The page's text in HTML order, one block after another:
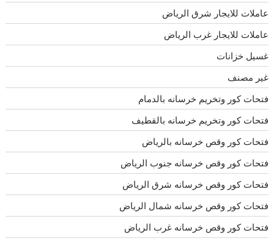
عاملات للايجار شرق الرياض
عاملات للايجار غرب الرياض
غسيل خزانات
غير مصنف
فتحات كور وتخريم خرسانه بالدمام
فتحات كور وتخريم خرسانه بالقطيف
فتحات كور وقص خرسانه بالرياض
فتحات كور وقص خرسانه جنوب الرياض
فتحات كور وقص خرسانه شرق الرياض
فتحات كور وقص خرسانه شمال الرياض
فتحات كور وقص خرسانه غرب الرياض